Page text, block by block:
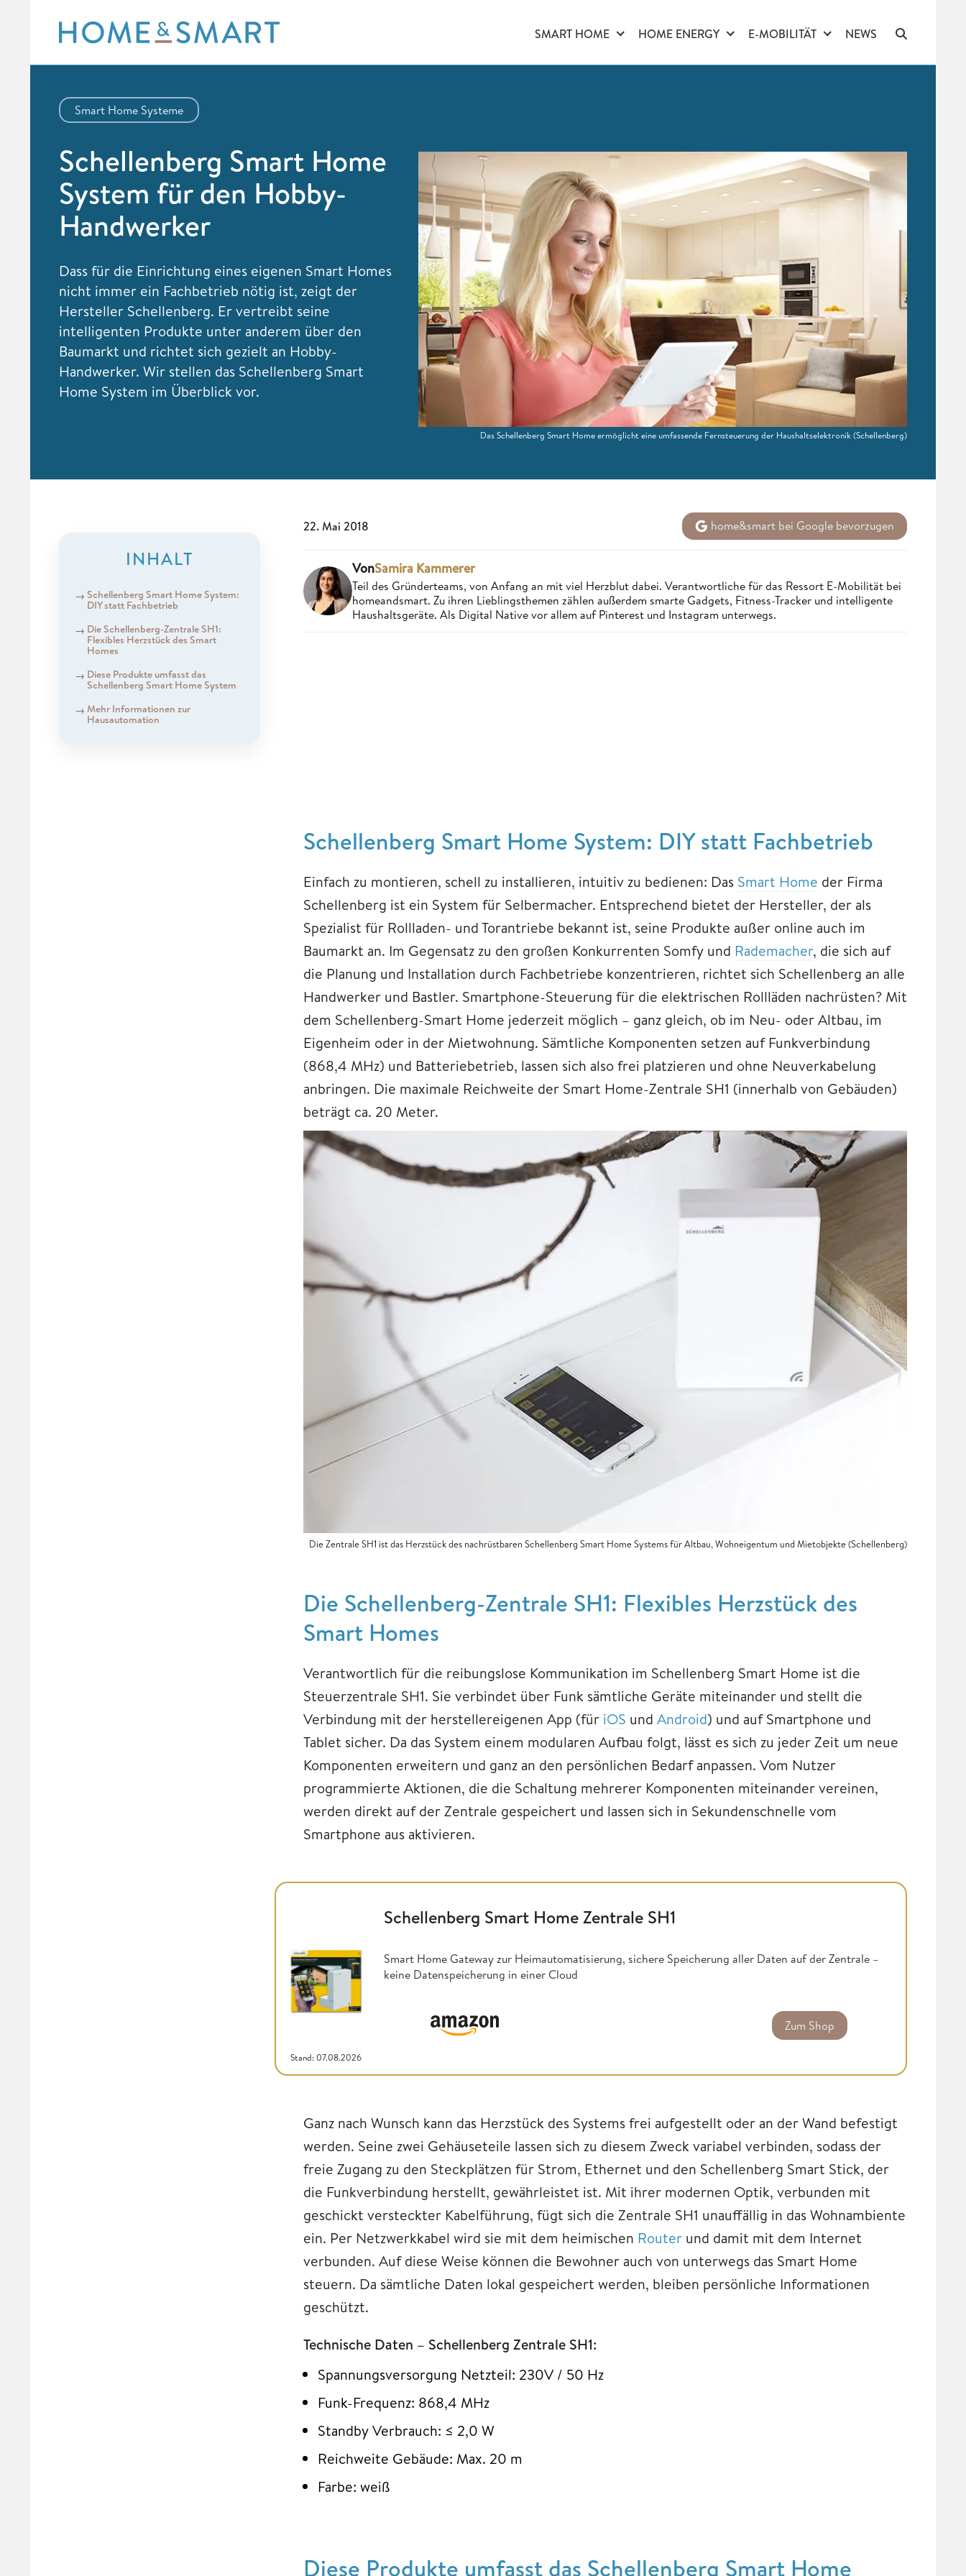
content
SMART HOME HOME ENERGY E-MOBILITÄT NEWS
Smart Home Systeme
Schellenberg Smart Home
System für den Hobby-
Handwerker
Dass für die Einrichtung eines eigenen Smart Homes
nicht immer ein Fachbetrieb nötig ist, zeigt der
Hersteller Schellenberg. Er vertreibt seine
intelligenten Produkte unter anderem über den
Baumarkt und richtet sich gezielt an Hobby-
Handwerker. Wir stellen das Schellenberg Smart
Home System im Überblick vor.
Das Schellenberg Smart Home ermöglicht eine umfassende Fernsteuerung der Haushaltselektronik(Schellenberg)
INHALT
Schellenberg Smart Home System:
DIY statt Fachbetrieb
Die Schellenberg-Zentrale SH1:
Flexibles Herzstück des Smart
Homes
Diese Produkte umfasst das
Schellenberg Smart Home System
Mehr Informationen zur
Hausautomation
22. Mai 2018 home&smart bei Google bevorzugen
VonSamira Kammerer
Teil des Gründerteams, von Anfang an mit viel Herzblut dabei. Verantwortliche für das Ressort E-Mobilität bei
homeandsmart. Zu ihren Lieblingsthemen zählen außerdem smarte Gadgets, Fitness-Tracker und intelligente
Haushaltsgeräte. Als Digital Native vor allem auf Pinterest und Instagram unterwegs.
Schellenberg Smart Home System: DIY statt Fachbetrieb
Einfach zu montieren, schell zu installieren, intuitiv zu bedienen: Das Smart Home der Firma
Schellenberg ist ein System für Selbermacher. Entsprechend bietet der Hersteller, der als
Spezialist für Rollladen- und Torantriebe bekannt ist, seine Produkte außer online auch im
Baumarkt an. Im Gegensatz zu den großen Konkurrenten Somfy und Rademacher, die sich auf
die Planung und Installation durch Fachbetriebe konzentrieren, richtet sich Schellenberg an alle
Handwerker und Bastler. Smartphone-Steuerung für die elektrischen Rollläden nachrüsten? Mit
dem Schellenberg-Smart Home jederzeit möglich – ganz gleich, ob im Neu- oder Altbau, im
Eigenheim oder in der Mietwohnung. Sämtliche Komponenten setzen auf Funkverbindung
(868,4 MHz) und Batteriebetrieb, lassen sich also frei platzieren und ohne Neuverkabelung
anbringen. Die maximale Reichweite der Smart Home-Zentrale SH1 (innerhalb von Gebäuden)
beträgt ca. 20 Meter.
Die Zentrale SH1 ist das Herzstück des nachrüstbaren Schellenberg Smart Home Systems für Altbau, Wohneigentum und Mietobjekte (Schellenberg)
Die Schellenberg-Zentrale SH1: Flexibles Herzstück des
Smart Homes
Verantwortlich für die reibungslose Kommunikation im Schellenberg Smart Home ist die
Steuerzentrale SH1. Sie verbindet über Funk sämtliche Geräte miteinander und stellt die
Verbindung mit der herstellereigenen App (für iOS und Android) und auf Smartphone und
Tablet sicher. Da das System einem modularen Aufbau folgt, lässt es sich zu jeder Zeit um neue
Komponenten erweitern und ganz an den persönlichen Bedarf anpassen. Vom Nutzer
programmierte Aktionen, die die Schaltung mehrerer Komponenten miteinander vereinen,
werden direkt auf der Zentrale gespeichert und lassen sich in Sekundenschnelle vom
Smartphone aus aktivieren.
Stand: 07.08.2026
Schellenberg Smart Home Zentrale SH1
Smart Home Gateway zur Heimautomatisierung, sichere Speicherung aller Daten auf der Zentrale –
keine Datenspeicherung in einer Cloud
Zum Shop
Ganz nach Wunsch kann das Herzstück des Systems frei aufgestellt oder an der Wand befestigt
werden. Seine zwei Gehäuseteile lassen sich zu diesem Zweck variabel verbinden, sodass der
freie Zugang zu den Steckplätzen für Strom, Ethernet und den Schellenberg Smart Stick, der
die Funkverbindung herstellt, gewährleistet ist. Mit ihrer modernen Optik, verbunden mit
geschickt versteckter Kabelführung, fügt sich die Zentrale SH1 unauffällig in das Wohnambiente
ein. Per Netzwerkkabel wird sie mit dem heimischen Router und damit mit dem Internet
verbunden. Auf diese Weise können die Bewohner auch von unterwegs das Smart Home
steuern. Da sämtliche Daten lokal gespeichert werden, bleiben persönliche Informationen
geschützt.
Technische Daten – Schellenberg Zentrale SH1:
Spannungsversorgung Netzteil: 230V / 50 Hz
Funk-Frequenz: 868,4 MHz
Standby Verbrauch: ≤ 2,0 W
Reichweite Gebäude: Max. 20 m
Farbe: weiß
Diese Produkte umfasst das Schellenberg Smart Home